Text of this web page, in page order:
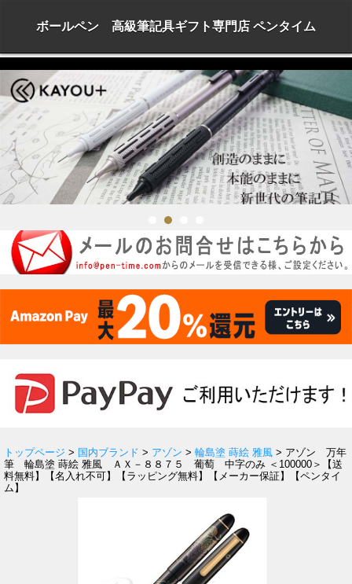
ボールペン 高級筆記具ギフト専門店 ペンタイム
トップページ > 国内ブランド > アゾン > 輪島塗 蒔絵 雅風 > アゾン 万年
筆 輪島塗 蒔絵 雅風 ＡＸ－８８７５ 葡萄 中字のみ ＜100000＞【送
料無料】【名入れ不可】【ラッピング無料】【メーカー保証】【ペンタイ
ム】